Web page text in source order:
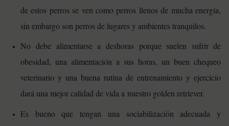
de estos perros se ven como perros llenos de mucha energía,
sin embargo son perros de lugares y ambientes tranquilos.
No debe alimentarse a deshoras porque suelen sufrir de
obesidad, una alimentación a sus horas, un buen chequeo
veterinario y una buena rutina de entrenamiento y ejercicio
dará una mejor calidad de vida a nuestro golden retriever.
Es bueno que tengan una sociabilización adecuada y